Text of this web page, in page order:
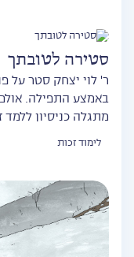
סטירה לטובתך
ר' לוי יצחק סטר על
באמצע התפילה.
מתגלה כניסיון
לימוד זכות